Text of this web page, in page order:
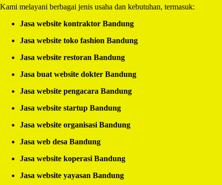
Kami melayani berbagai jenis usaha dan kebutuhan, termasuk:
Jasa website kontraktor Bandung
Jasa website toko fashion Bandung
Jasa website restoran Bandung
Jasa buat website dokter Bandung
Jasa website pengacara Bandung
Jasa website startup Bandung
Jasa website organisasi Bandung
Jasa web desa Bandung
Jasa website koperasi Bandung
Jasa website yayasan Bandung